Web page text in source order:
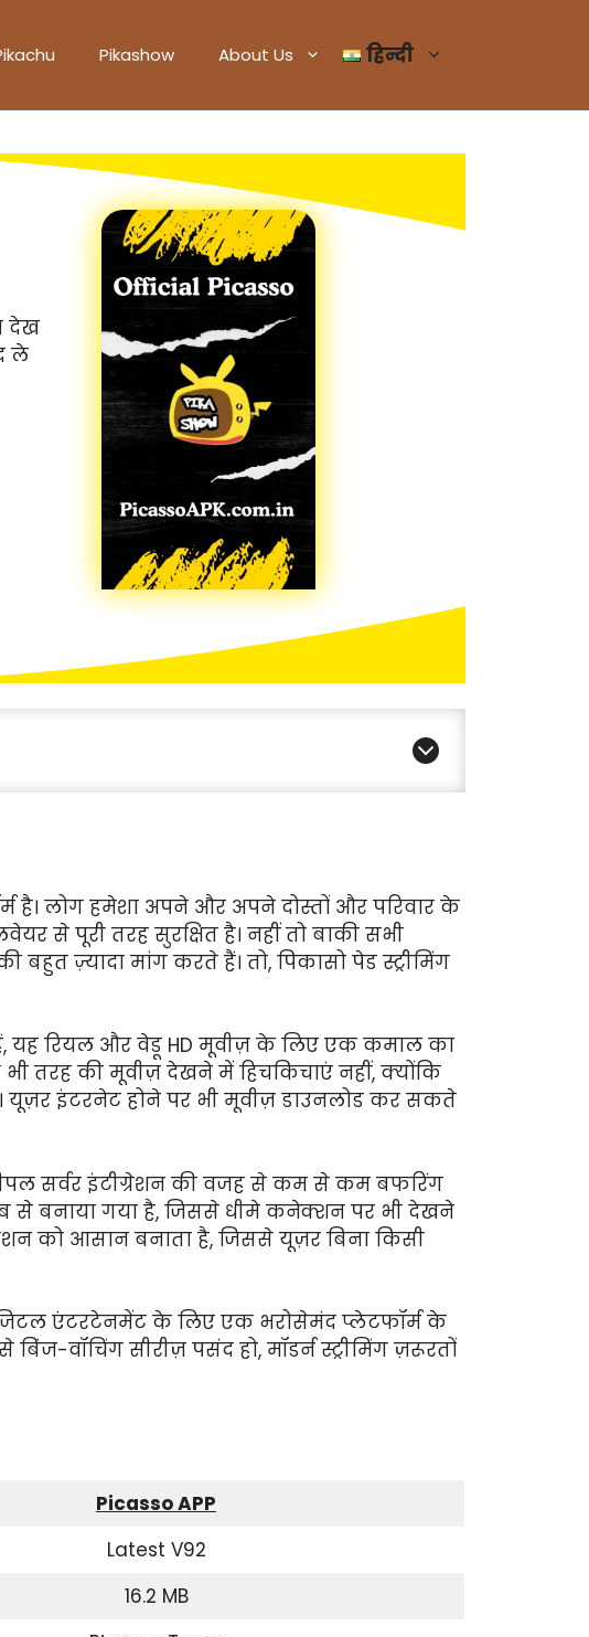
Pikashow About Us हिन्दी
देख
ले
है। लोग हमेशा अपने और अपने दोस्तों और परिवार के
से पूरी तरह सुरक्षित है। नहीं तो बाकी सभी
बहुत ज़्यादा मांग करते हैं। तो, पिकासो पेड स्ट्रीमिंग
यह रियल और वेडू HD मूवीज़ के लिए एक कमाल का
भी तरह की मूवीज़ देखने में हिचकिचाएं नहीं, क्योंकि
यूज़र इंटरनेट होने पर भी मूवीज़ डाउनलोड कर सकते
सर्वर इंटीग्रेशन की वजह से कम से कम बफरिंग
से बनाया गया है, जिससे धीमे कनेक्शन पर भी देखने
को आसान बनाता है, जिससे यूज़र बिना किसी
एंटरटेनमेंट के लिए एक भरोसेमंद प्लेटफॉर्म के
वॉचिंग सीरीज़ पसंद हो, मॉडर्न स्ट्रीमिंग ज़रूरतों
Picasso APP
Latest V92
16.2 MB